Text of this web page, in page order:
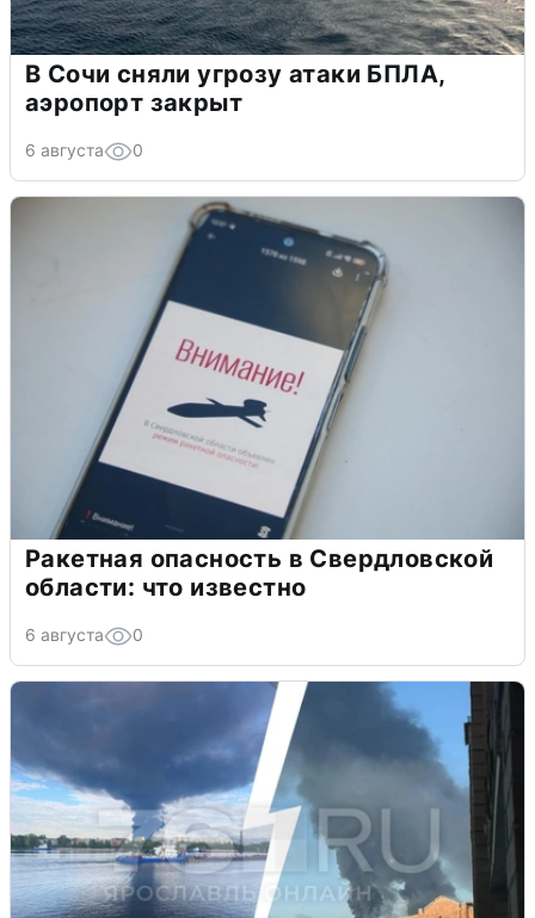
В Сочи сняли угрозу атаки БПЛА,
аэропорт закрыт
6 августа 0
Ракетная опасность в Свердловской
области: что известно
6 августа 0